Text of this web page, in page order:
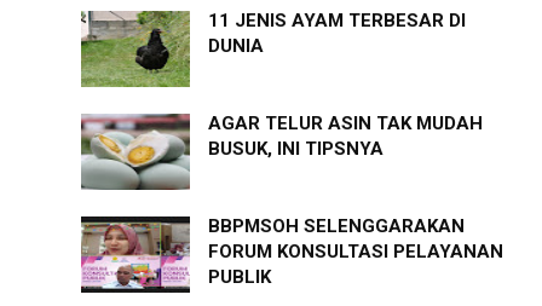
11 JENIS AYAM TERBESAR DI
DUNIA
AGAR TELUR ASIN TAK MUDAH
BUSUK, INI TIPSNYA
BBPMSOH SELENGGARAKAN
FORUM KONSULTASI PELAYANAN
PUBLIK